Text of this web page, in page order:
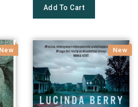
Add To Cart
New New